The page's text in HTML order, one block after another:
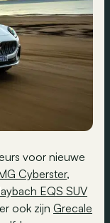
voor nieuwe
Cyberster,
EQS SUV
ook zijn Grecale